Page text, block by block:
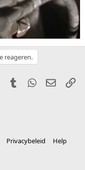
reageren.
PinterestTumblr WhatsApp
E-mail
Privacybeleid
Help